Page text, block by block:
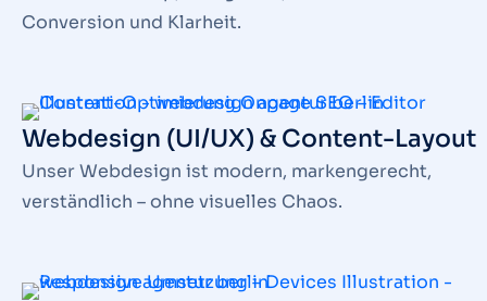
Conversion und Klarheit.
Webdesign (UI/UX) & Content-Layout
Unser Webdesign ist modern, markengerecht,
verständlich – ohne visuelles Chaos.